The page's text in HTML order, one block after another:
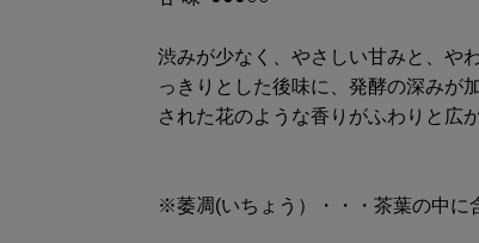
渋みが少なく、やさしい甘みと、や
っきりとした後味に、発酵の深みが
された花のような香りがふわりと広
※萎凋(いちょう）・・・茶葉の中に